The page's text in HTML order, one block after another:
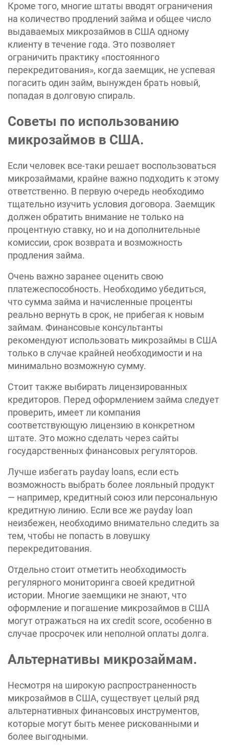
Кроме того, многие штаты вводят ограничения
на количество продлений займа и общее число
выдаваемых микрозаймов в США одному
клиенту в течение года. Это позволяет
ограничить практику «‎постоянного
перекредитования», когда заемщик, не успевая
погасить один займ, вынужден брать новый,
попадая в долговую спираль.
Советы по использованию
микрозаймов в США.
Если человек все-таки решает воспользоваться
микрозаймами, крайне важно подходить к этому
ответственно. В первую очередь необходимо
тщательно изучить условия договора. Заемщик
должен обратить внимание не только на
процентную ставку, но и на дополнительные
комиссии, срок возврата и возможность
продления займа.
Очень важно заранее оценить свою
платежеспособность. Необходимо убедиться,
что сумма займа и начисленные проценты
реально вернуть в срок, не прибегая к новым
займам. Финансовые консультанты
рекомендуют использовать микрозаймы в США
только в случае крайней необходимости и на
минимально возможную сумму.
Стоит также выбирать лицензированных
кредиторов. Перед оформлением займа следует
проверить, имеет ли компания
соответствующую лицензию в конкретном
штате. Это можно сделать через сайты
государственных финансовых регуляторов.
Лучше избегать payday loans, если есть
возможность выбрать более лояльный продукт
— например, кредитный союз или персональную
кредитную линию. Если все же payday loan
неизбежен, необходимо внимательно следить за
тем, чтобы не попасть в ловушку
перекредитования.
Отдельно стоит отметить необходимость
регулярного мониторинга своей кредитной
истории. Многие заемщики не знают, что
оформление и погашение микрозаймов в США
могут отражаться на их credit score, особенно в
случае просрочек или неполной оплаты долга.
Альтернативы микрозаймам.
Несмотря на широкую распространенность
микрозаймов в США, существует целый ряд
альтернативных финансовых инструментов,
которые могут быть менее рискованными и
более выгодными.